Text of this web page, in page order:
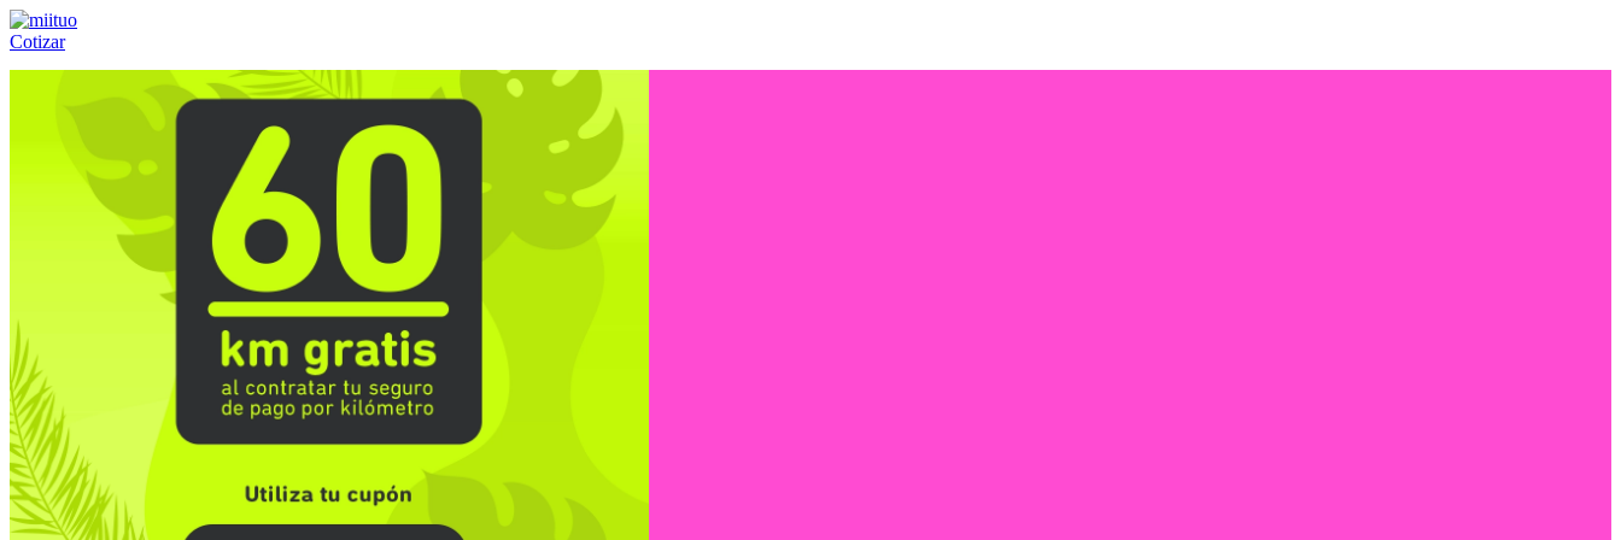
Cotizar
(55) 84-21-05-00ó800-953-00-59